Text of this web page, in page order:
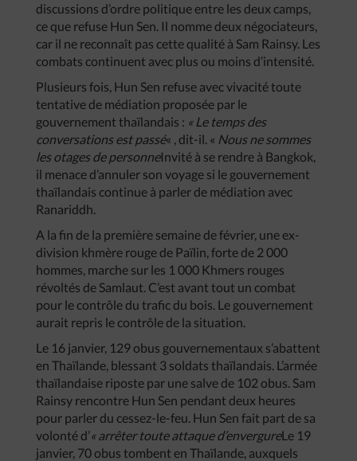
discussions d’ordre politique entre les deux camps,
ce que refuse Hun Sen. Il nomme deux négociateurs,
car il ne reconnaît pas cette qualité à Sam Rainsy. Les
combats continuent avec plus ou moins d’intensité.
Plusieurs fois, Hun Sen refuse avec vivacité toute
tentative de médiation proposée par le
gouvernement thaïlandais : « Le temps des
conversations est passé« , dit-il. « Nous ne sommes
les otages de personneInvité à se rendre à Bangkok,
il menace d’annuler son voyage si le gouvernement
thaïlandais continue à parler de médiation avec
Ranariddh.
A la fin de la première semaine de février, une ex-
division khmère rouge de Païlin, forte de 2 000
hommes, marche sur les 1 000 Khmers rouges
révoltés de Samlaut. C’est avant tout un combat
pour le contrôle du trafic du bois. Le gouvernement
aurait repris le contrôle de la situation.
Le 16 janvier, 129 obus gouvernementaux s’abattent
en Thaïlande, blessant 3 soldats thaïlandais. L’armée
thaïlandaise riposte par une salve de 102 obus. Sam
Rainsy rencontre Hun Sen pendant deux heures
pour parler du cessez-le-feu. Hun Sen fait part de sa
volonté d’« arrêter toute attaque d’envergureLe 19
janvier, 70 obus tombent en Thaïlande, auxquels